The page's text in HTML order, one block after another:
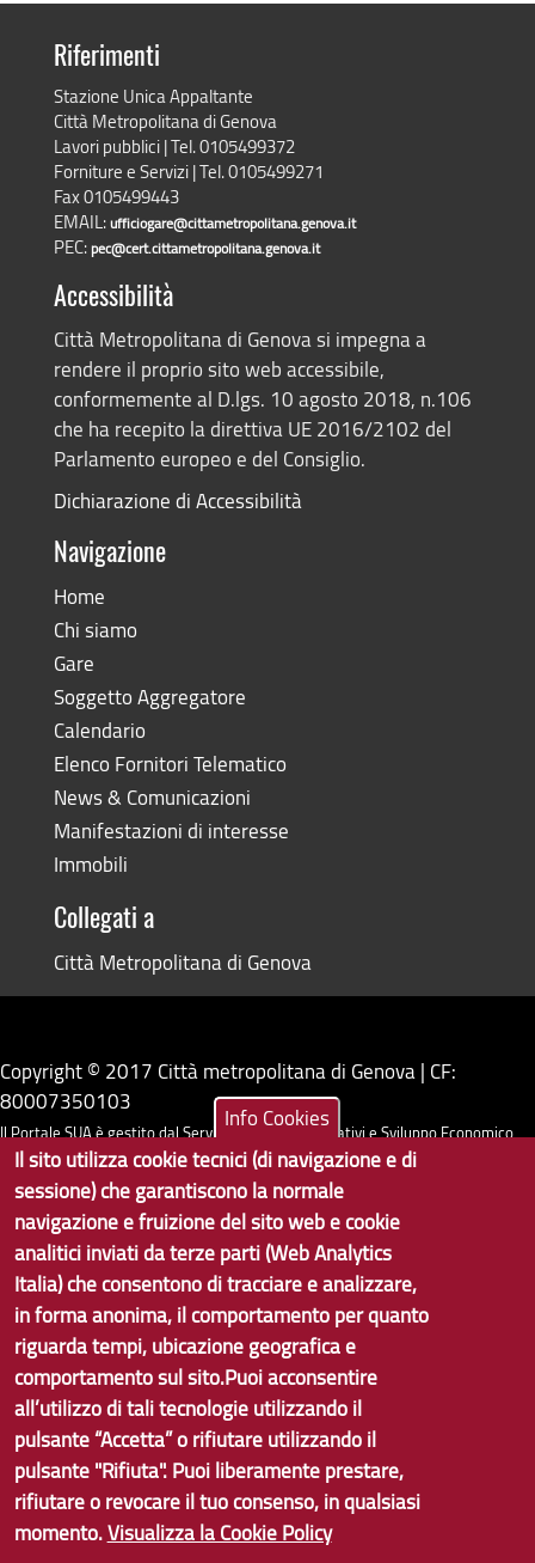
Riferimenti
Stazione Unica Appaltante
Città Metropolitana di Genova
Lavori pubblici | Tel. 0105499372
Forniture e Servizi | Tel. 0105499271
Fax 0105499443
EMAIL:ufficiogare@cittametropolitana.genova.it
PEC:pec@cert.cittametropolitana.genova.it
Accessibilità
Città Metropolitana di Genova si impegna a
rendere il proprio sito web accessibile,
conformemente al D.lgs. 10 agosto 2018, n.106
che ha recepito la direttiva UE 2016/2102 del
Parlamento europeo e del Consiglio.
Dichiarazione di Accessibilità
Navigazione
Home
Chi siamo
Gare
Soggetto Aggregatore
Calendario
Elenco Fornitori Telematico
News & Comunicazioni
Manifestazioni di interesse
Immobili
Collegati a
Città Metropolitana di Genova
Copyright © 2017 Città metropolitana di Genova | CF:
80007350103
Il Portale SUA è gestito dal Servizio Sistemi Informativi e Sviluppo Economico,
GenovaMetropoli
Tecnologie e Accessibilità
Contatti per il sito Web
Info Cookies
Il sito utilizza cookie tecnici (di navigazione e di
sessione) che garantiscono la normale
navigazione e fruizione del sito web e cookie
analitici inviati da terze parti (Web Analytics
Italia) che consentono di tracciare e analizzare,
in forma anonima, il comportamento per quanto
riguarda tempi, ubicazione geografica e
comportamento sul sito.Puoi acconsentire
all’utilizzo di tali tecnologie utilizzando il
pulsante “Accetta” o rifiutare utilizzando il
pulsante "Rifiuta". Puoi liberamente prestare,
rifiutare o revocare il tuo consenso, in qualsiasi
momento.Visualizza la Cookie Policy